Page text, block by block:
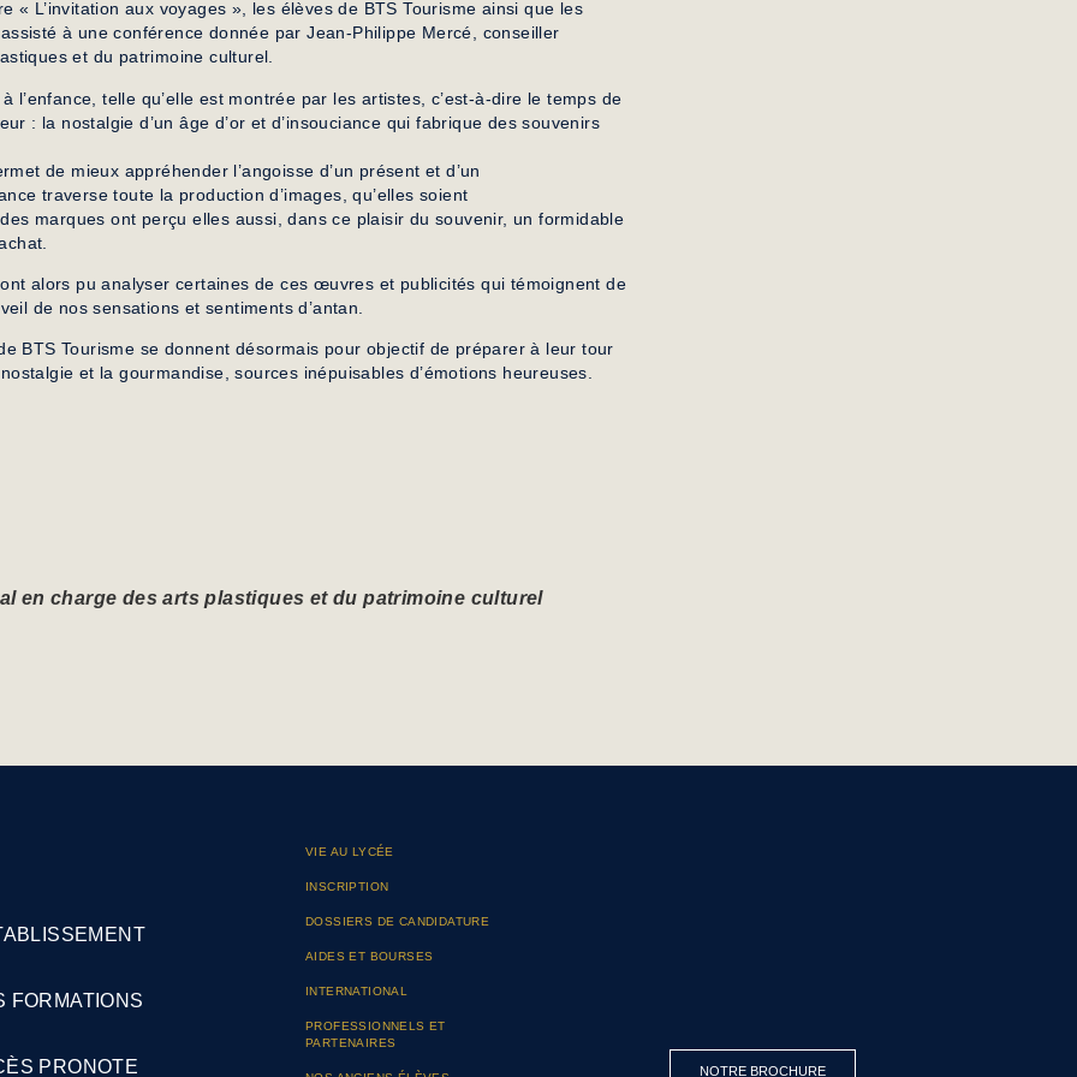
« L’invitation aux voyages », les élèves de BTS Tourisme ainsi que les
à une conférence donnée par Jean-Philippe Mercé, conseiller
et du patrimoine culturel.
telle qu’elle est montrée par les artistes, c’est-à-dire le temps de
: la nostalgie d’un âge d’or et d’insouciance qui fabrique des souvenirs
de mieux appréhender l’angoisse d’un présent et d’un
traverse toute la production d’images, qu’elles soient
marques ont perçu elles aussi, dans ce plaisir du souvenir, un formidable
alors pu analyser certaines de ces œuvres et publicités qui témoignent de
de nos sensations et sentiments d’antan.
BTS Tourisme se donnent désormais pour objectif de préparer à leur tour
et la gourmandise, sources inépuisables d’émotions heureuses.
en charge des arts plastiques et du patrimoine culturel
FORMATIONS
PRONOTE
VIE AU LYCÉE
INSCRIPTION
DOSSIERS DE CANDIDATURE
AIDES ET BOURSES
INTERNATIONAL
PROFESSIONNELS ET
PARTENAIRES
NOTRE BROCHURE